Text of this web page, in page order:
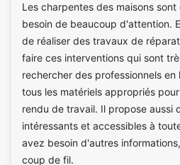
Les charpentes des maisons
besoin de beaucoup d'attention.
de réaliser des travaux de
faire ces interventions qui sont
rechercher des professionnels
tous les matériels appropriés
rendu de travail. Il propose aussi
intéressants et accessibles à
avez besoin d'autres
coup de fil.